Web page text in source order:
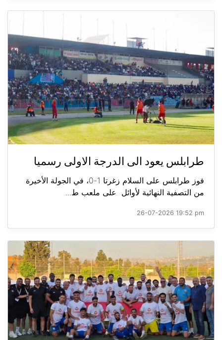
طرابلس يعود الى الدرجة الاولى رسميا
فوز طرابلس على السلام زغرتا 1-0، في الجولة الأخيرة
من التصفية النهائية لأوائل على ملعب ط...
26-07-2026 19:52 pm